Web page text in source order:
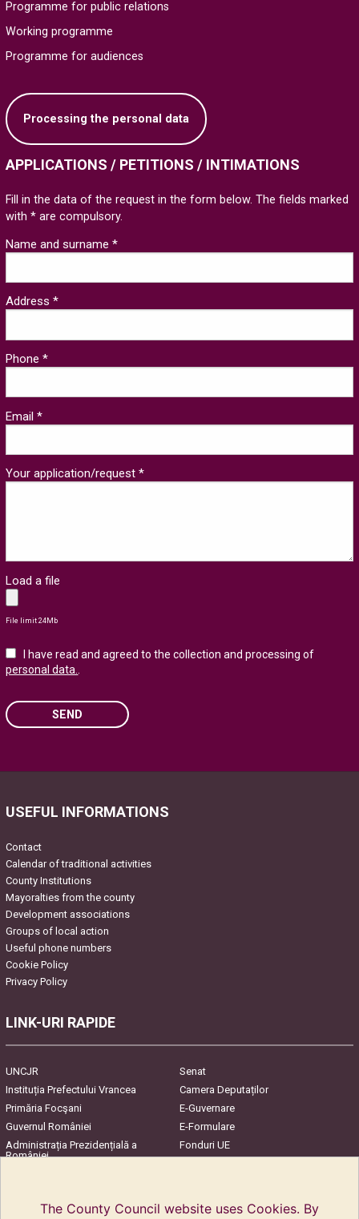
Programme for public relations
Working programme
Programme for audiences
Processing the personal data
APPLICATIONS / PETITIONS / INTIMATIONS
Fill in the data of the request in the form below. The fields marked
with * are compulsory.
Name and surname *
Address *
Phone *
Email *
Your application/request *
Load a file
File limit 24Mb
I have read and agreed to the collection and processing of
personal data.
SEND
USEFUL INFORMATIONS
Contact
Calendar of traditional activities
County Institutions
Mayoralties from the county
Development associations
Groups of local action
Useful phone numbers
Cookie Policy
Privacy Policy
LINK-URI RAPIDE
UNCJR
Senat
Instituția Prefectului Vrancea
Camera Deputaților
Primăria Focşani
E-Guvernare
Guvernul României
E-Formulare
Administrația Prezidențială a
României
Fonduri UE
The County Council website uses Cookies. By